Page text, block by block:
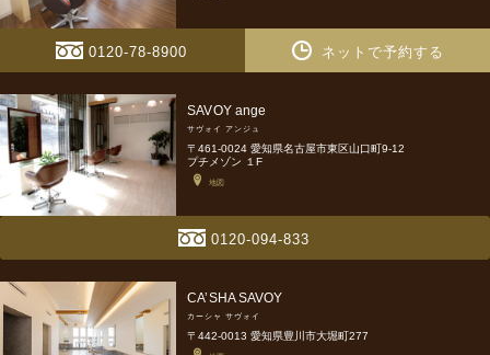
0120-78-8900 ネットで予約する
SAVOY ange
サヴォイ アンジュ
〒461-0024 愛知県名古屋市東区山口町9-12
プチメゾン １F
地図
0120-094-833
CA’SHA SAVOY
カーシャ サヴォイ
〒442-0013 愛知県豊川市大堀町277